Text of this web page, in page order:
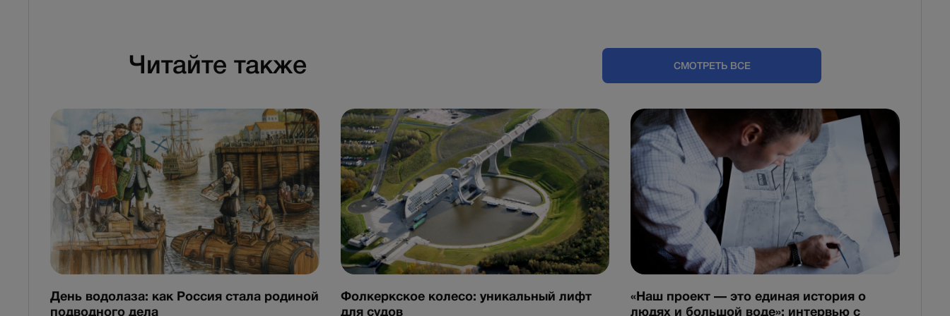
Читайте также СМОТРЕТЬ ВСЕ
День водолаза: как Россия стала родиной
подводного дела
Фолкеркское колесо: уникальный лифт
для судов
«Наш проект — это единая история о
людях и большой воде»: интервью с